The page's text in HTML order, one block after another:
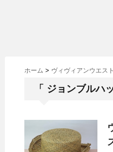
ホーム > ヴィヴィアンウエス
「 ジョンブルハ